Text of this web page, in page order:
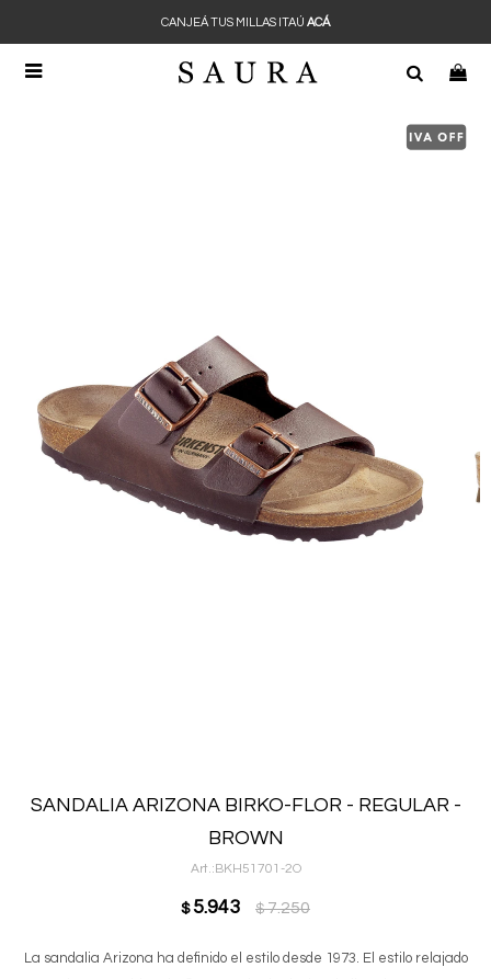

CANJEÁ TUS MILLAS ITAÚ ACÁ
SANDALIA ARIZONA BIRKO-FLOR - REGULAR -
BROWN
BKH51701-2O
$ 5.943 $ 7.250
La sandalia Arizona ha definido el estilo desde 1973. El estilo relajado